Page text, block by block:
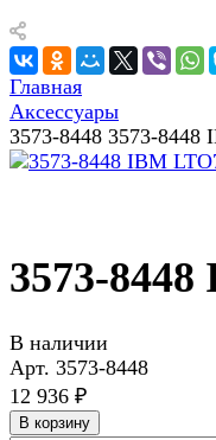
Главная
Аксессуары
3573-8448 3573-8448
3573-
В наличии
Арт. 3573-8448
12 936 ₽
В корзину